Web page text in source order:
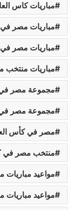
مباريات كاس
مباريات مصر
مباريات مصر في
مباريات منتخب
مجموعة مصر في
مجموعة مصر في
مصر في كأس
منتخب مصر في
مواعيد
مواعيد